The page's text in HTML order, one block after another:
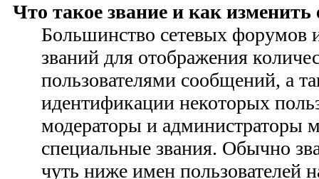
Что такое звание и как изменить
Большинство сетевых форумов
званий для отображения
пользователями сообщений, а
идентификации некоторых
модераторы и администраторы
специальные звания. Обычно
чуть ниже имен пользователей